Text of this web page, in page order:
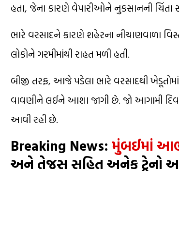
હતા, જેના કારણે વેપારીઓને નુકસાનની ચિંતા
ભારે વરસાદને કારણે શહેરના નીચાણવાળા
લોકોને ગરમીમાંથી રાહત મળી હતી.
બીજી તરફ, આજે પડેલા ભારે વરસાદથી
વાવણીને લઈને આશા જાગી છે. જો આગામી
આવી રહી છે.
Breaking News: મુંબઈમાં આભ
અને તેજસ સહિત અનેક ટ્રેનો